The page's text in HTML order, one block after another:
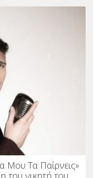
Μου Τα Παίρνεις»
του νικητή του